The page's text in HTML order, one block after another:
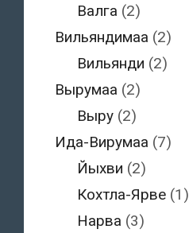
Валга (2)
Вильяндимаа (2)
Вильянди (2)
Вырумаа (2)
Выру (2)
Ида-Вирумаа (7)
Йыхви (2)
Кохтла-Ярве (1)
Нарва (3)